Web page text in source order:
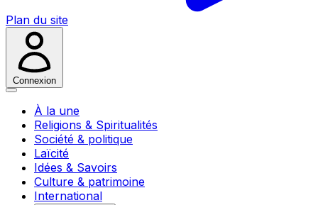
Plan du site
Connexion
À la une
Religions & Spiritualités
Société & politique
Laïcité
Idées & Savoirs
Culture & patrimoine
International